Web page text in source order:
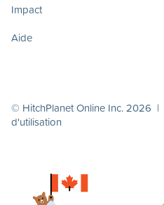
Impact
Aide
© HitchPlanet Online Inc. 2026 |
d'utilisation